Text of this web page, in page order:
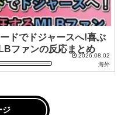
ドでドジャースへ!喜ぶ
ファンの反応まとめ
2026.08.02
海外
ジ